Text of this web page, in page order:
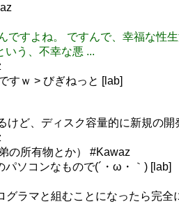
すよね。 ですんで、幸福な性
いう、不幸な悪 ...
すｗ > びぎねっと [lab]
けど、ディスク容量的に新規の
の所有物とか） #Kawaz
ソコンなもので(´・ω・｀) [lab]
ラマと組むことになったら完